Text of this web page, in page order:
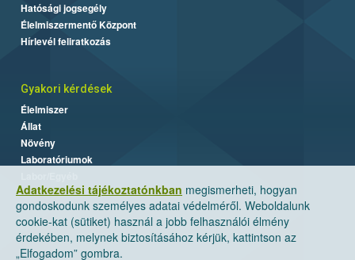
Adatkezelési tájékoztatónkban megismerheti, hogyan
gondoskodunk személyes adatai védelméről. Weboldalunk
cookie-kat (sütiket) használ a jobb felhasználói élmény
érdekében, melynek biztosításához kérjük, kattintson az
„Elfogadom” gombra.
Hatósági jogsegély
Élelmiszermentő Központ
Hírlevél feliratkozás
Gyakori kérdések
Élelmiszer
Állat
Növény
Laboratóriumok